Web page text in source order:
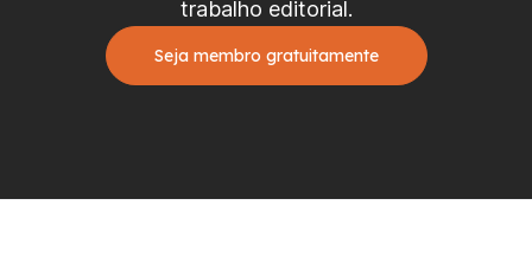
trabalho editorial.
Seja membro gratuitamente